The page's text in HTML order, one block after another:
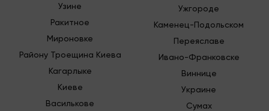
Узине
Ракитное
Мироновке
Району Троещина Киева
Кагарлыке
Киеве
Василькове
Ужгороде
Каменец-Подольском
Переяславе
Ивано-Франковске
Виннице
Украине
Сумах